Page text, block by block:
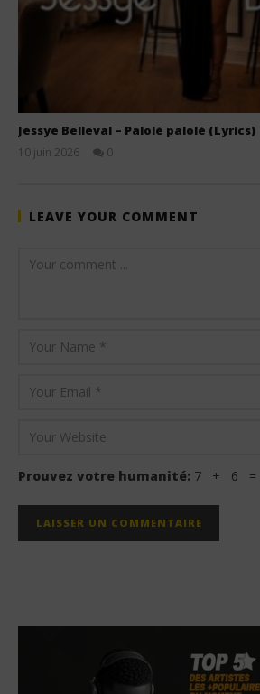
Jessye Belleval – Palolé palolé (Lyrics)
10 juin 2026
0
LEAVE YOUR COMMENT
Prouvez votre humanité: 7 + 6 =